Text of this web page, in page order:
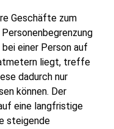
Geschäfte zum
einer Person auf
liegt, treffe
dadurch nur
können. Der
eine langfristige
steigende